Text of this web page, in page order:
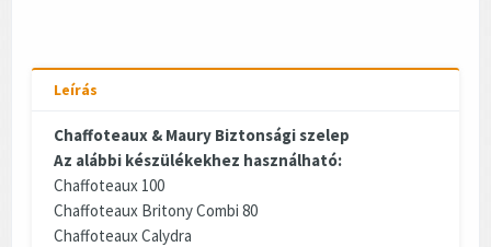
Leírás
Chaffoteaux & Maury Biztonsági szelep
Az alábbi készülékekhez használható:
Chaffoteaux 100
Chaffoteaux Britony Combi 80
Chaffoteaux Calydra